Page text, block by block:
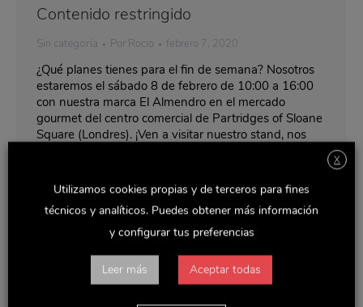
Contenido restringido
Sin categoría Por Rocio febrero 7, 2020
¿Qué planes tienes para el fin de semana? Nosotros
estaremos el sábado 8 de febrero de 10:00 a 16:00
con nuestra marca El Almendro en el mercado
gourmet del centro comercial de Partridges of Sloane
Square (Londres). ¡Ven a visitar nuestro stand, nos
Contenido restringido
PorRocio febrero 7, 2020
X
Utilizamos cookies propias y de terceros para fines
técnicos y analíticos. Puedes obtener más información
y configurar tus preferencias
Leer más Aceptar todas